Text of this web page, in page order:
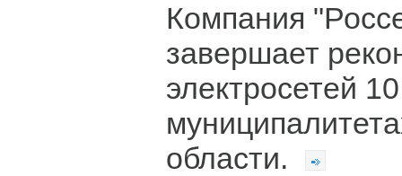
Компания
завершает
электросетей
области.